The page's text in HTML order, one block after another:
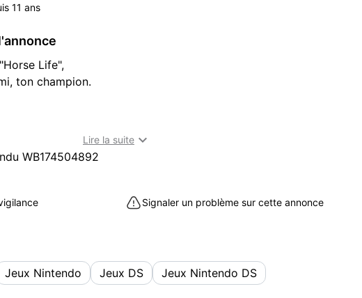
11 ans
Life",
ton champion.
poulain : nourris-le, prends en soin et entraîne-le afin qu'il
cheval.
compagnon, avec beaucoup d'amour et de soins,
on te remettra une surprise fabuleuse.
Lire la suite 
WB174504892
Signaler un problème sur cette annonce
Jeux Nintendo Jeux DS Jeux Nintendo DS